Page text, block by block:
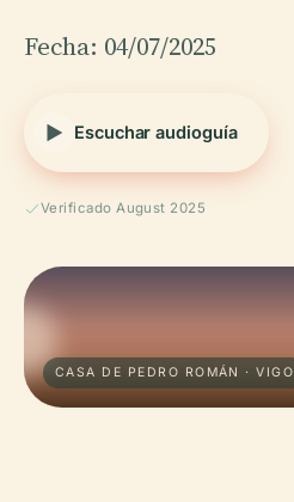
Fecha: 04/07/2025
Escuchar audioguía
Verificado August 2025
CASA DE PEDRO ROMÁN · VIGO